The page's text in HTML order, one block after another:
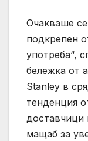
Очакваше
подкрепен
употреба“,
бележка от
Stanley в
тенденция
доставчици
мащаб за